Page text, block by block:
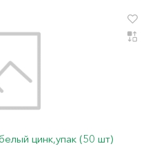
цинк,упак (50 шт)